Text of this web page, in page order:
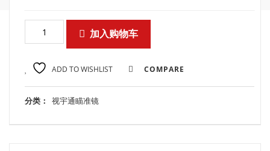
加入购物车
ADD TO WISHLIST COMPARE
分类： 视宇通瞄准镜